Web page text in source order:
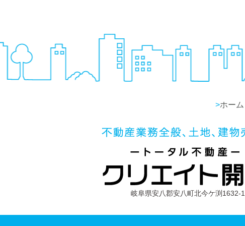
2022年12月
2022年11月
2022年10月
2022年9月
2022年7月
2021年10月
2021年8月
2020年11月
2020年10月
2020年9月
2020年6月
>ホーム
岐阜県安八郡安八町北今ケ渕1632-1